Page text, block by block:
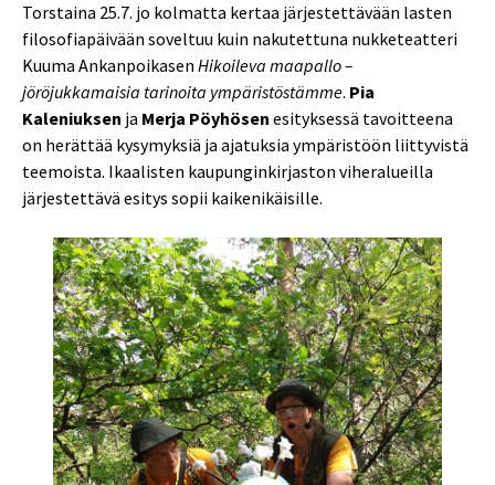
Torstaina 25.7. jo kolmatta kertaa järjestettävään lasten
filosofiapäivään soveltuu kuin nakutettuna nukketeatteri
Kuuma Ankanpoikasen Hikoileva maapallo –
jöröjukkamaisia tarinoita ympäristöstämme. Pia
Kaleniuksen ja Merja Pöyhösen esityksessä tavoitteena
on herättää kysymyksiä ja ajatuksia ympäristöön liittyvistä
teemoista. Ikaalisten kaupunginkirjaston viheralueilla
järjestettävä esitys sopii kaikenikäisille.